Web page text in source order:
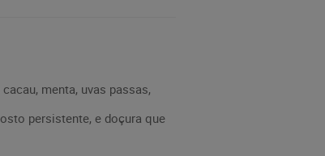
menta, uvas passas,
persistente, e doçura que